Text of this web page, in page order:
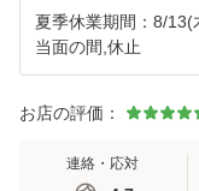
夏季休業期間：8/
当面の間,休止
お店の評価：
連絡・応対